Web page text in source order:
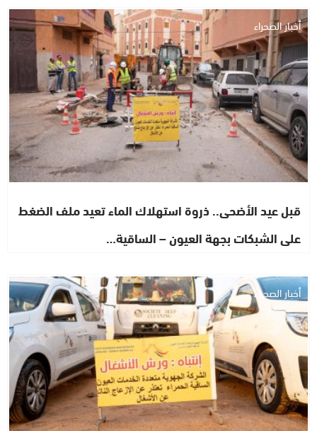
أخبار الصحراء
قبل عيد الأضحى.. ذروة استهلاك الماء تعيد ملف الضغط
على الشبكات بجهة العيون – الساقية…
أخبار الصحراء